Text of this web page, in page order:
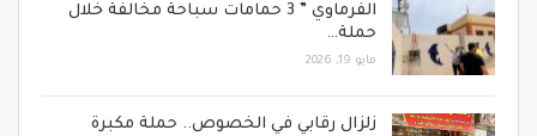
الفرماوي ” 3 حمامات سباحة مخالفة خلال
حملة…
مايو 19, 2026
زلزال رقابي في الخصوص.. حملة مكبرة